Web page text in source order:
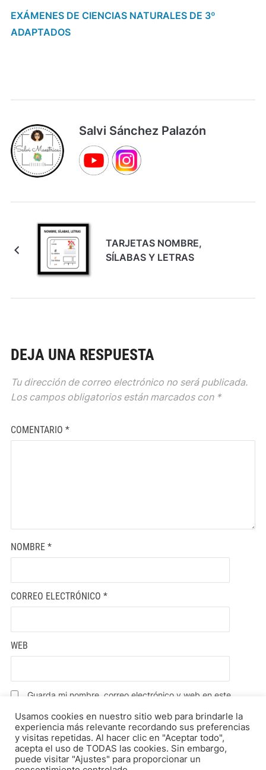
EXÁMENES DE CIENCIAS NATURALES DE 3º
ADAPTADOS
Salvi Sánchez Palazón
TARJETAS NOMBRE,
SÍLABAS Y LETRAS
DEJA UNA RESPUESTA
Tu dirección de correo electrónico no será publicada.
Los campos obligatorios están marcados con *
COMENTARIO *
NOMBRE *
CORREO ELECTRÓNICO *
WEB
Guarda mi nombre, correo electrónico y web en este
Usamos cookies en nuestro sitio web para brindarle la
experiencia más relevante recordando sus preferencias
y visitas repetidas. Al hacer clic en "Aceptar todo",
acepta el uso de TODAS las cookies. Sin embargo,
puede visitar "Ajustes" para proporcionar un